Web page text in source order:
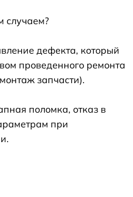
случаем?
дефекта, который
проведенного ремонта
запчасти).
поломка, отказ в
при